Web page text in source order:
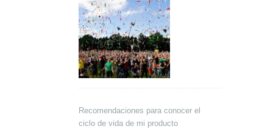
Recomendaciones para conocer el
ciclo de vida de mi producto